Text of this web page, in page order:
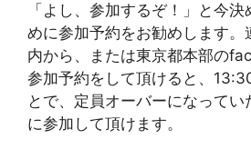
「よし、参加するぞ！」と今
めに参加予約をお勧めします。
内から、または東京都本部の
参加予約をして頂けると、
とで、定員オーバーになってい
に参加して頂けます。